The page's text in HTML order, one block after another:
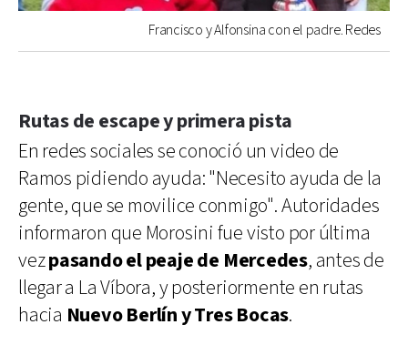
Francisco y Alfonsina con el padre. Redes
Rutas de escape y primera pista
En redes sociales se conoció un video de
Ramos pidiendo ayuda: "Necesito ayuda de la
gente, que se movilice conmigo". Autoridades
informaron que Morosini fue visto por última
vezpasando el peaje de Mercedes, antes de
llegar a La Víbora, y posteriormente en rutas
hacia Nuevo Berlín y Tres Bocas.